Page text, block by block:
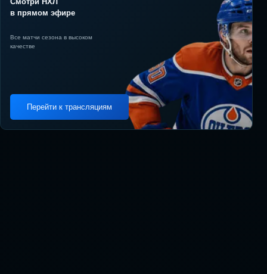
в прямом эфире
Все матчи сезона в высоком
качестве
Перейти к трансляциям